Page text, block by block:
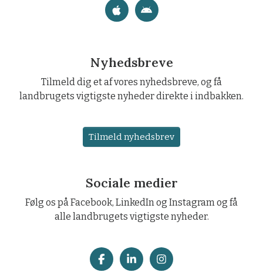
Nyhedsbreve
Tilmeld dig et af vores nyhedsbreve, og få
landbrugets vigtigste nyheder direkte i indbakken.
Tilmeld nyhedsbrev
Sociale medier
Følg os på Facebook, LinkedIn og Instagram og få
alle landbrugets vigtigste nyheder.